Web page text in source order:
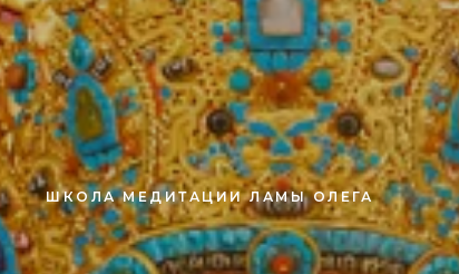
ШКОЛА МЕДИТАЦИИ ЛАМЫ ОЛЕГА